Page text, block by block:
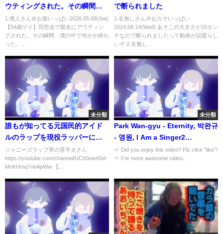
ウティングされた。その瞬間、
僕の中で何かが終わった。そし
て僕が取った動とは？
1:廃人さん＠お腹いっぱい2026.05.09(Sat)
【54歳ゲイ】同窓会で親友にアウティン
グされた。その瞬間、僕の中で何かが終わ
った。...
で断られました
1:名無しさん＠おカマいっぱい
2024.08.14(Wed) あそこの大きさが15セン
チなので断られましたって動画が話題らし
いぞ 2:名無し...
未分類
誰もが知ってる元国民的アイド
ルのラップを現役ラッパーに聴
かせてみた
ジャニーズラップ界の晋平太さん
https://youtube.com/channel/UCb0ow45id-
MnKHmq7neApWw 【...
未分類
Park Wan-gyu - Eternity, 박완규
- 영원, I Am a Singer2
20121125
☞ Did you enjoy this video? Plz click "like"!
☞ For more awesome video...